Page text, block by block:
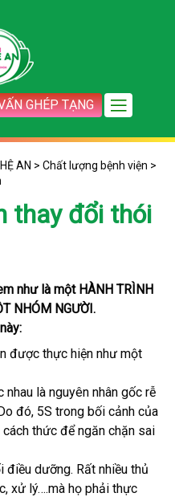
GHÉP TẠNG
AN > Chất lượng bệnh viện >
thay đổi thói
như là một HÀNH TRÌNH
NHÓM NGƯỜI.
được thực hiện như một
là nguyên nhân gốc rễ
đó, 5S trong bối cảnh của
thức để ngăn chặn sai
dưỡng. Rất nhiều thủ
xử lý….mà họ phải thực